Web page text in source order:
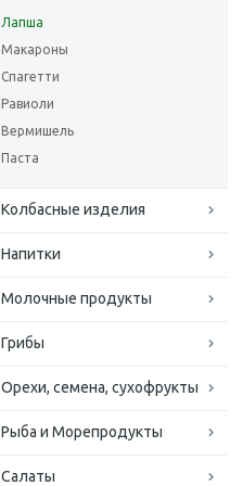
Лапша
Макароны
Спагетти
Равиоли
Вермишель
Паста
Колбасные изделия
Напитки
Молочные продукты
Грибы
Орехи, семена, сухофрукты
Рыба и Морепродукты
Салаты